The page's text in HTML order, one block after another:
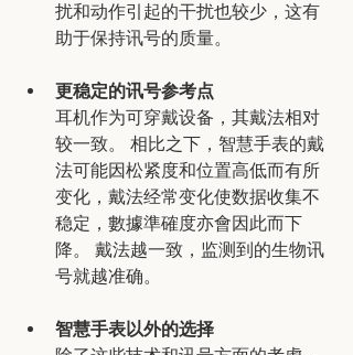
扰和动作引起的干扰也较少，这有
助于保持讯号的质量。
更稳定的讯号参考点
耳机作为可穿戴设备，其戴法相对
较一致。 相比之下，智慧手表的戴
法可能因松紧度和位置高低而有所
变化，戴法经常变化使数据收集不
稳定，數據準確度亦會因此而下
降。 戴法越一致，监测到的生物讯
号就越准确。
智慧手表以外的选择